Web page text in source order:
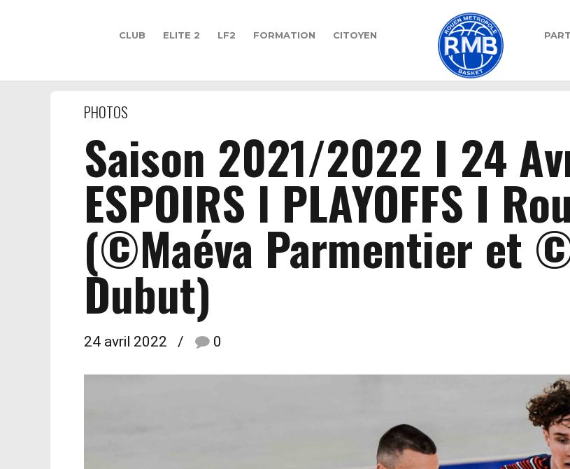
CLUB ELITE 2 LF2 FORMATION CITOYEN
PHOTOS
Saison 2021/2022 I 24
ESPOIRS l PLAYOFFS I
(©Maéva Parmentier et
Dubut)
24 avril 2022 0